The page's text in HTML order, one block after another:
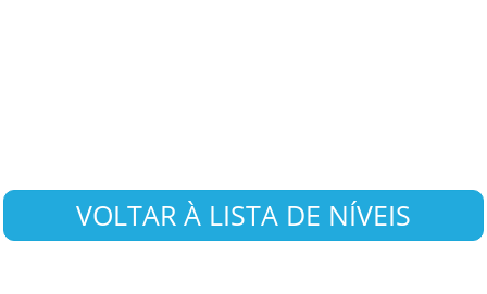
VOLTAR À LISTA DE NÍVEIS